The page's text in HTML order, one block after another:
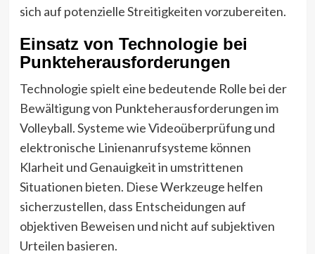
sich auf potenzielle Streitigkeiten vorzubereiten.
Einsatz von Technologie bei
Punkteherausforderungen
Technologie spielt eine bedeutende Rolle bei der
Bewältigung von Punkteherausforderungen im
Volleyball. Systeme wie Videoüberprüfung und
elektronische Linienanrufsysteme können
Klarheit und Genauigkeit in umstrittenen
Situationen bieten. Diese Werkzeuge helfen
sicherzustellen, dass Entscheidungen auf
objektiven Beweisen und nicht auf subjektiven
Urteilen basieren.